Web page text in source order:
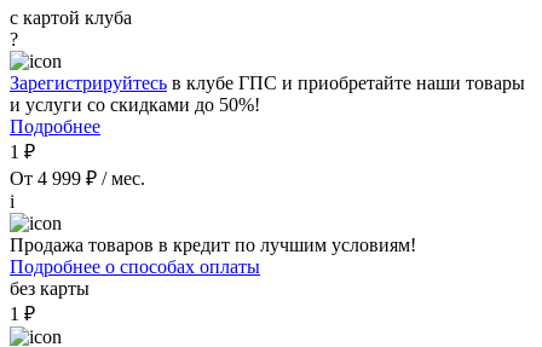
с картой клуба
?
Зарегистрируйтесь в клубе ГПС и приобретайте наши товары
и услуги со скидками до 50%!
Подробнее
1 ₽
От 4 999 ₽ / мес.
i
Продажа товаров в кредит по лучшим условиям!
Подробнее о способах оплаты
без карты
1 ₽